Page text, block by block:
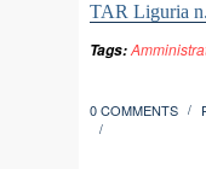
TAR Liguria
Tags:
0 COMMENTS /
/